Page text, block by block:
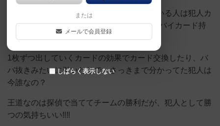
探偵カードやそれに準ずるカードを持っている人は犯人カ
ード持ってる人間当てれば勝ち(犯人がアリバイカード持
ってる場合はスカされる)✨
1枚ずつ出していくカードの効果でカード交換したり、バ
バ抜きみたいに引いたりで、さっきまで分かってた犯人は
今誰なの？
王道なのは探偵で当ててチームの勝利だが、犯人として勝
つの気持ちいい‼️‼️
または
メールで会員登録
しばらく表示しない